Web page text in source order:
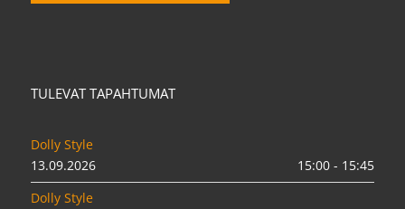
TULEVAT TAPAHTUMAT
Dolly Style
13.09.2026
15:00 - 15:45
Dolly Style